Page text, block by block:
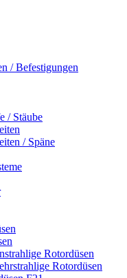
/ Befestigungen
/ Stäube
/ Späne
Rotordüsen
Rotordüsen